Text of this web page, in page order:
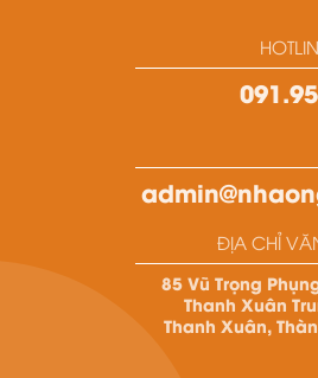
ĐỊA CHỈ
85 Vũ Trọng
Thanh Xuân
Thanh Xuân,